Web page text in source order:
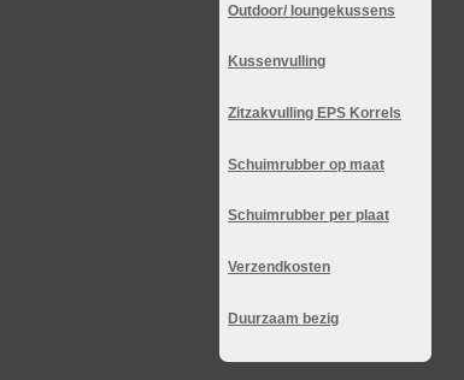
Outdoor/ loungekussens
Kussenvulling
Zitzakvulling EPS Korrels
Schuimrubber op maat
Schuimrubber per plaat
Verzendkosten
Duurzaam bezig